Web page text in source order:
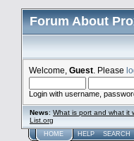
Forum About
Welcome, Guest . Please
Login with username,
News: What is port and what it
List.org
HOME HELP SEARCH